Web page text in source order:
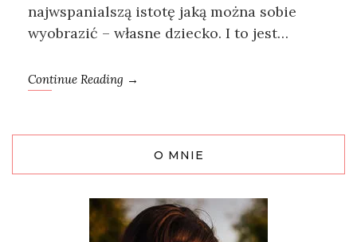
najwspanialszą istotę jaką można sobie
wyobrazić – własne dziecko. I to jest…
Continue Reading →
O MNIE